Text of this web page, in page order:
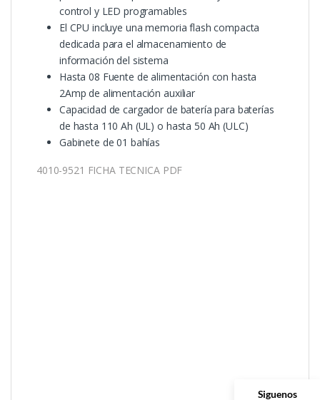
control y LED programables
El CPU incluye una memoria flash compacta
dedicada para el almacenamiento de
información del sistema
Hasta 08 Fuente de alimentación con hasta
2Amp de alimentación auxiliar
Capacidad de cargador de batería para baterías
de hasta 110 Ah (UL) o hasta 50 Ah (ULC)
Gabinete de 01 bahías
4010-9521 FICHA TECNICA PDF
Siguenos